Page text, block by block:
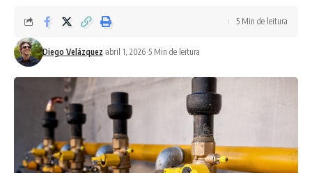
Diego Velázquez abril 1, 2026 5 Min de leitura
5 Min de leitura